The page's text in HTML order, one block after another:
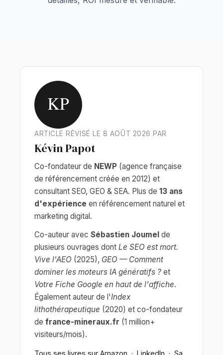
KP
ARTICLE RÉVISÉ LE 8 AOÛT 2026 PAR
Kévin Papot
Co-fondateur de NEWP (agence française
de référencement créée en 2012) et
consultant SEO, GEO & SEA. Plus de 13 ans
d'expérience en référencement naturel et
marketing digital.
Co-auteur avec Sébastien Joumel de
plusieurs ouvrages dont Le SEO est mort.
Vive l'AEO (2025), GEO — Comment
dominer les moteurs IA génératifs ? et
Votre Fiche Google en haut de l'affiche.
Également auteur de l'Index
lithothérapeutique (2020) et co-fondateur
de france-mineraux.fr (1 million+
visiteurs/mois).
Tous ses livres sur Amazon · LinkedIn · Sa